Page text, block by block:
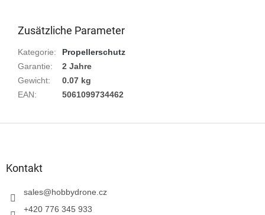
Zusätzliche Parameter
Kategorie:
Propellerschutz
Garantie:
2 Jahre
Gewicht:
0.07 kg
EAN: 5061099734462
Kontakt
sales@hobbydrone.cz
+420 776 345 933